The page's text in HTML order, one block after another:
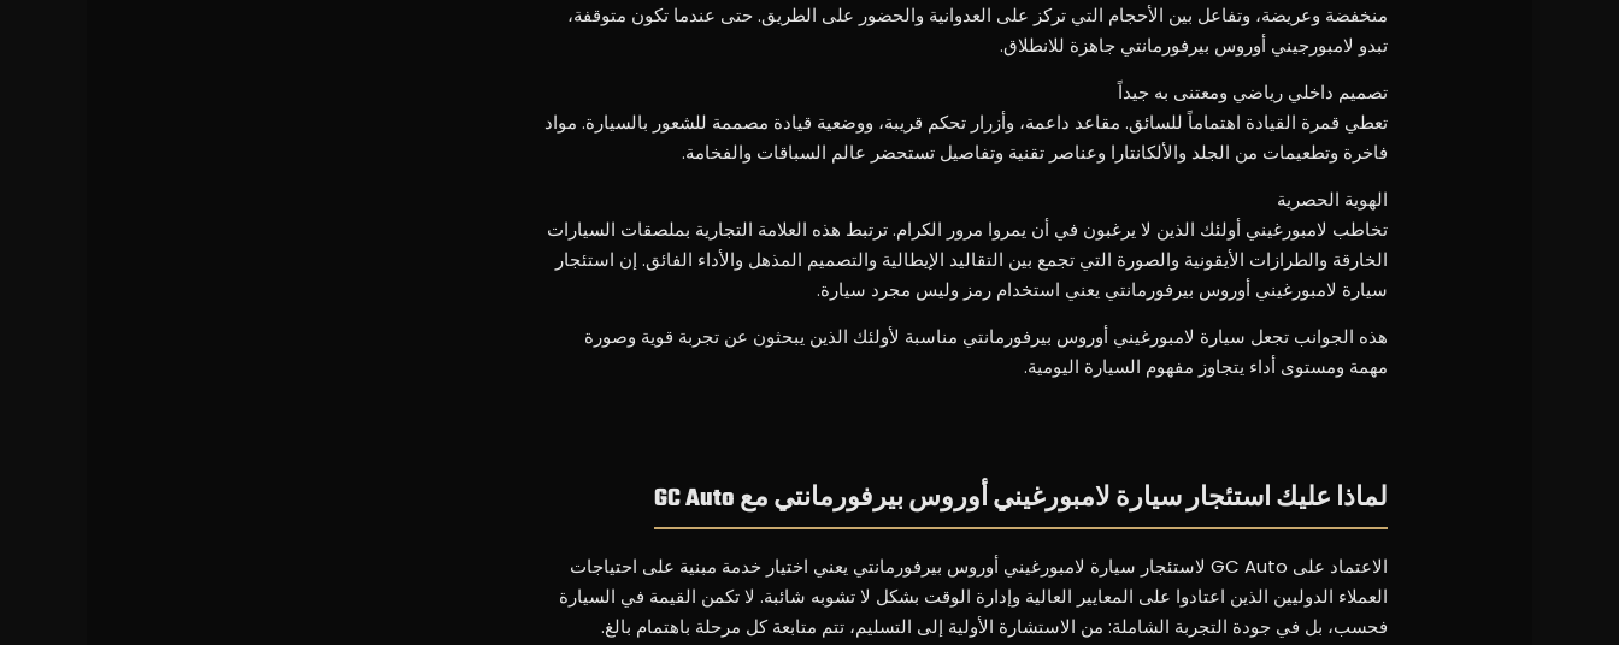
منخفضة وعريضة، وتفاعل بين الأحجام التي تركز على العدوانية والحضور على الطريق. حتى عندما تكون متوقفة،
تبدو لامبورجيني أوروس بيرفورمانتي جاهزة للانطلاق.
تصميم داخلي رياضي ومعتنى به جيداً
تعطي قمرة القيادة اهتماماً للسائق. مقاعد داعمة، وأزرار تحكم قريبة، ووضعية قيادة مصممة للشعور بالسيارة. مواد
فاخرة وتطعيمات من الجلد والألكانتارا وعناصر تقنية وتفاصيل تستحضر عالم السباقات والفخامة.
الهوية الحصرية
تخاطب لامبورغيني أولئك الذين لا يرغبون في أن يمروا مرور الكرام. ترتبط هذه العلامة التجارية بملصقات السيارات
الخارقة والطرازات الأيقونية والصورة التي تجمع بين التقاليد الإيطالية والتصميم المذهل والأداء الفائق. إن استئجار
سيارة لامبورغيني أوروس بيرفورمانتي يعني استخدام رمز وليس مجرد سيارة.
هذه الجوانب تجعل سيارة لامبورغيني أوروس بيرفورمانتي مناسبة لأولئك الذين يبحثون عن تجربة قوية وصورة
مهمة ومستوى أداء يتجاوز مفهوم السيارة اليومية.
لماذا عليك استئجار سيارة لامبورغيني أوروس بيرفورمانتي مع GC Auto
الاعتماد على GC Auto لاستئجار سيارة لامبورغيني أوروس بيرفورمانتي يعني اختيار خدمة مبنية على احتياجات
العملاء الدوليين الذين اعتادوا على المعايير العالية وإدارة الوقت بشكل لا تشوبه شائبة. لا تكمن القيمة في السيارة
فحسب، بل في جودة التجربة الشاملة: من الاستشارة الأولية إلى التسليم، تتم متابعة كل مرحلة باهتمام بالغ.